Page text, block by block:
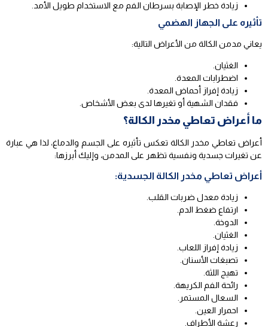
زيادة خطر الإصابة بسرطان الفم مع الاستخدام طويل الأمد.
تأثيره على الجهاز الهضمي
يعاني مدمن الكالة من الأعراض التالية:
الغثيان.
اضطرابات المعدة.
زيادة إفراز أحماض المعدة.
فقدان الشهية أو تغيرها لدى بعض الأشخاص.
ما أعراض تعاطي مخدر الكالة؟
أعراض تعاطي مخدر الكالة تعكس تأثيره على الجسم والدماغ، لذا هي عبارة
عن تغيرات جسدية ونفسية تظهر على المدمن، وإليك أبرزها:
أعراض تعاطي مخدر الكالة الجسدية:
زيادة معدل ضربات القلب.
ارتفاع ضغط الدم.
الدوخة.
الغثيان.
زيادة إفراز اللعاب.
تصبغات الأسنان.
تهيج اللثة.
رائحة الفم الكريهة.
السعال المستمر.
احمرار العين.
رعشة الأطراف.